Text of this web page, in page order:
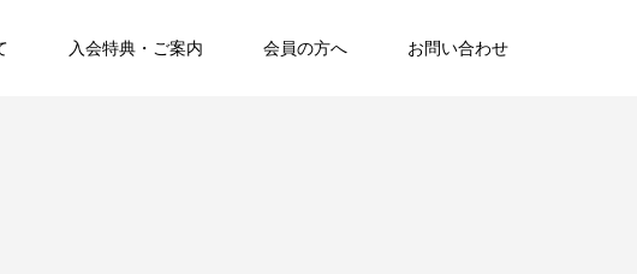
入会特典・ご案内 会員の方へ お問い合わせ